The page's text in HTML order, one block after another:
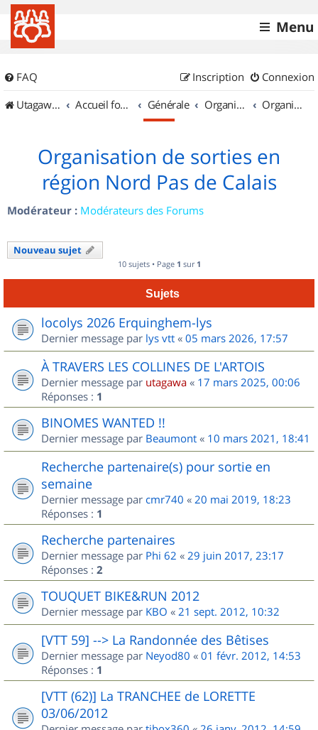
Menu
FAQ Connexion
Inscription
UtagawaVTT (Randos VTT et VTTAE avec traces GPS)
Accueil forum Générale Organisation de sorties & Recherche de partenaires Organisation de sorties en région Nord Pas de Calais
Organisation de sorties en
région Nord Pas de Calais
Modérateur : Modérateurs des Forums
Nouveau sujet
10 sujets • Page 1 sur 1
Sujets
locolys 2026 Erquinghem-lys
Dernier message par lys vtt « 05 mars 2026, 17:57
À TRAVERS LES COLLINES DE L'ARTOIS
Dernier message par utagawa « 17 mars 2025, 00:06
Réponses : 1
BINOMES WANTED !!
Dernier message par Beaumont « 10 mars 2021, 18:41
Recherche partenaire(s) pour sortie en
semaine
Dernier message par cmr740 « 20 mai 2019, 18:23
Réponses : 1
Recherche partenaires
Dernier message par Phi 62 « 29 juin 2017, 23:17
Réponses : 2
TOUQUET BIKE&RUN 2012
Dernier message par KBO « 21 sept. 2012, 10:32
[VTT 59] --> La Randonnée des Bêtises
Dernier message par Neyod80 « 01 févr. 2012, 14:53
Réponses : 1
[VTT (62)] La TRANCHEE de LORETTE
03/06/2012